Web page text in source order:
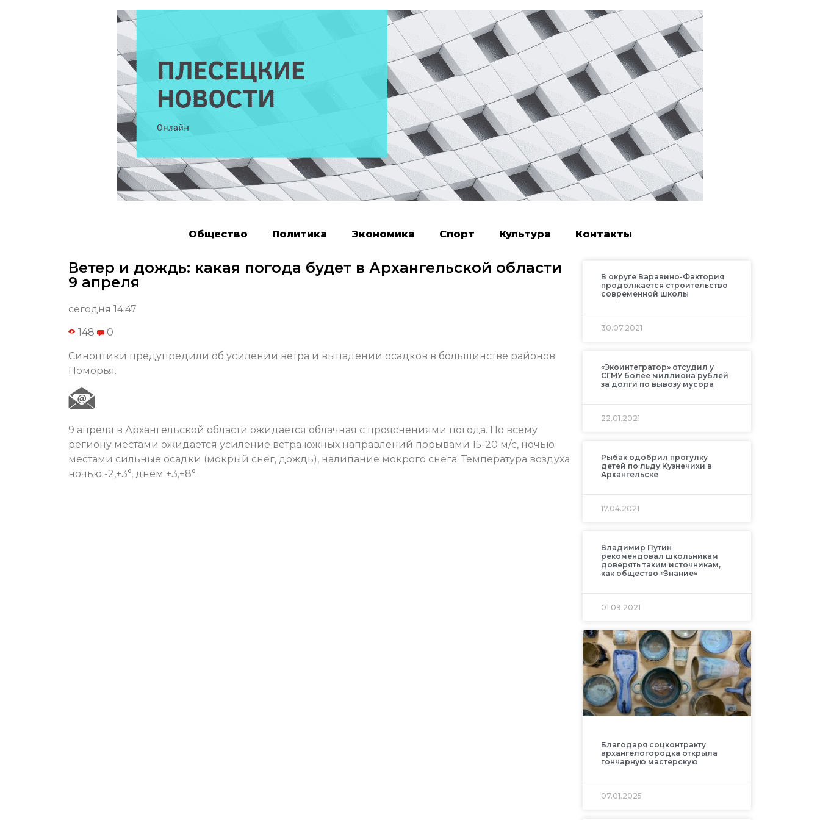
Общество Политика Экономика Спорт Культура Контакты
Ветер и дождь: какая погода будет в Архангельской области
9 апреля
сегодня 14:47
148 0
Синоптики предупредили об усилении ветра и выпадении осадков в большинстве районов
Поморья.
9 апреля в Архангельской области ожидается облачная с прояснениями погода. По всему
региону местами ожидается усиление ветра южных направлений порывами 15-20 м/с, ночью
местами сильные осадки (мокрый снег, дождь), налипание мокрого снега. Температура воздуха
ночью -2,+3°, днем +3,+8°.
В округе Варавино-Фактория
продолжается строительство
современной школы
30.07.2021
«Экоинтегратор» отсудил у
СГМУ более миллиона рублей
за долги по вывозу мусора
22.01.2021
Рыбак одобрил прогулку
детей по льду Кузнечихи в
Архангельске
17.04.2021
Владимир Путин
рекомендовал школьникам
доверять таким источникам,
как общество «Знание»
01.09.2021
Благодаря соцконтракту
архангелогородка открыла
гончарную мастерскую
07.01.2025